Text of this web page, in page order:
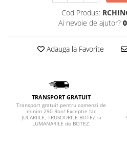
Cod Produs:
Ai nevoie de ajutor?
Adauga la Favorite
TRANSPORT GRATUIT
Transport gratuit pentru comenzi de
minim 290 Ron! Exceptie fac
JUCARIILE, TRUSOURILE BOTEZ si
LUMANARILE de BOTEZ.